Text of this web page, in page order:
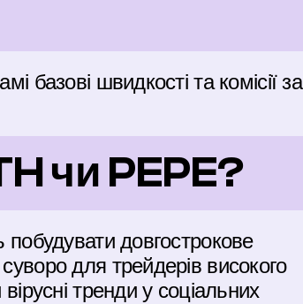
базові швидкості та комісії за
чи PEPE?
побудувати довгострокове
для трейдерів високого
тренди у соціальних